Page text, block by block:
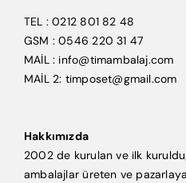
TEL : 0212 801 82 48
GSM : 0546 220 31 47
MAİL : info@timambalaj.com
MAİL 2: timposet@gmail.com
Hakkımızda
2002 de kurulan ve ilk
ambalajlar üreten ve